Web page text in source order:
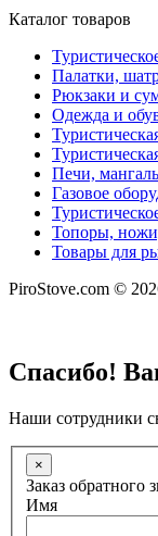
Каталог товаров
Палатки,
Рюкзаки и
Одежда и
Печи,
Газовое
Топоры,
Товары для
PiroStove.com ©
Спасибо!
Наши сотрудники
×
Заказ обратного
Имя